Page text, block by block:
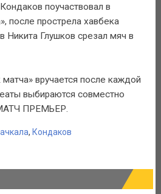
поучаствовал в
после прострела хавбека
Никита Глушков срезал мяч в
вручается после каждой
выбираются совместно
ПРЕМЬЕР.
, Кондаков